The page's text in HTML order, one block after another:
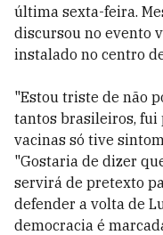
última sexta-feira.
discursou no evento
instalado no centro
"Estou triste de não
tantos brasileiros, fui
vacinas só tive
"Gostaria de dizer
servirá de pretexto
defender a volta de
democracia é